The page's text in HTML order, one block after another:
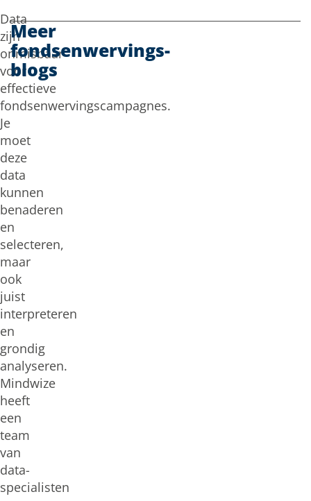
Data
zijn
onmisbaar
voor
effectieve
fondsenwervingscampagnes.
Je
moet
deze
data
kunnen
benaderen
en
selecteren,
maar
ook
juist
interpreteren
en
grondig
analyseren.
Mindwize
heeft
een
team
van
data-
specialisten
Meer
fondsenwervings-
blogs